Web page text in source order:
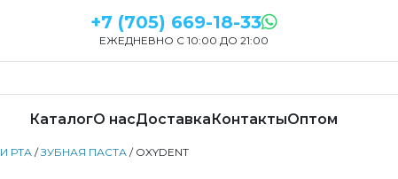
+7 (705) 669-18-33
ЕЖЕДНЕВНО С 10:00 ДО 21:00
КаталогО насДоставкаКонтактыОптом
РТА /ЗУБНАЯ ПАСТА / OXYDENT